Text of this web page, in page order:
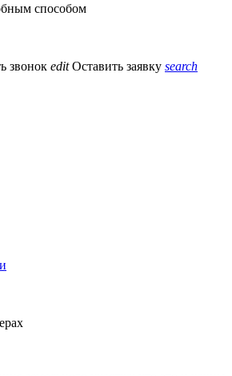
способом
звонок edit Оставить заявку search